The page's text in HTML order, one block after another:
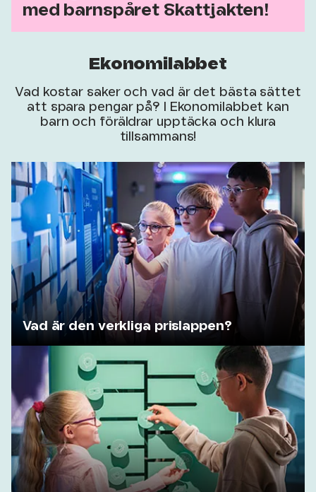
med barnspåret Skattjakten!
Ekonomilabbet
Vad kostar saker och vad är det bästa sättet
att spara pengar på? I Ekonomilabbet kan
barn och föräldrar upptäcka och klura
tillsammans!
Vad är den verkliga prislappen?